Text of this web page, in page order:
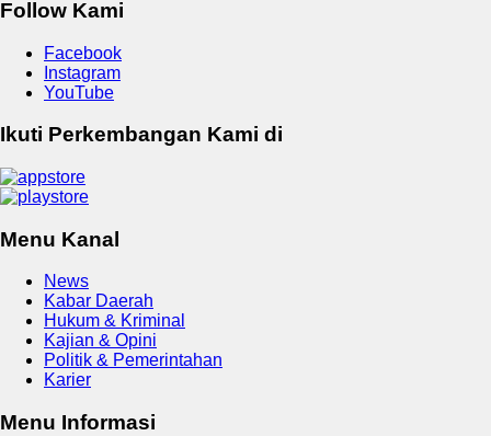
Follow Kami
Facebook
Instagram
YouTube
Ikuti Perkembangan Kami di
Menu Kanal
News
Kabar Daerah
Hukum & Kriminal
Kajian & Opini
Politik & Pemerintahan
Karier
Menu Informasi